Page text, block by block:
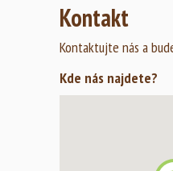
Zobrazit fotogalerii
Kontakt
Kontaktujte nás a
Kde nás najdete?